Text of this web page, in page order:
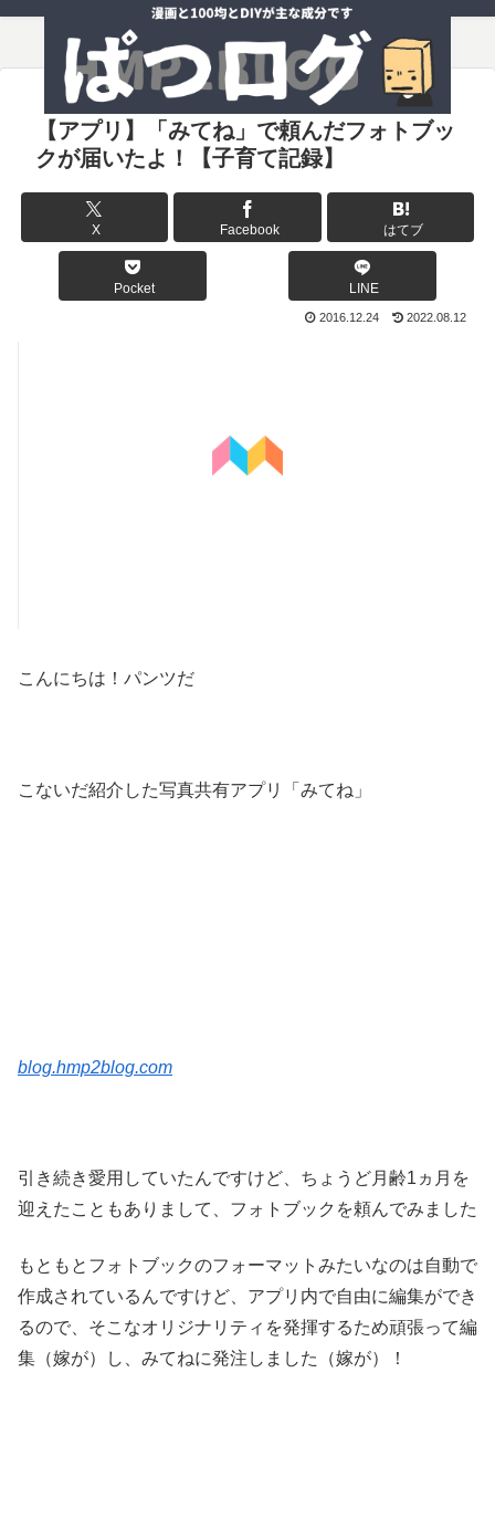
【アプリ】「みてね」で頼んだフォトブッ
クが届いたよ！【子育て記録】
X Facebook はてブ
Pocket LINE
2016.12.24 2022.08.12
こんにちは！パンツだ
こないだ紹介した写真共有アプリ「みてね」
blog.hmp2blog.com
引き続き愛用していたんですけど、ちょうど月齢1ヵ月を
迎えたこともありまして、フォトブックを頼んでみました
もともとフォトブックのフォーマットみたいなのは自動で
作成されているんですけど、アプリ内で自由に編集ができ
るので、そこなオリジナリティを発揮するため頑張って編
集（嫁が）し、みてねに発注しました（嫁が）！